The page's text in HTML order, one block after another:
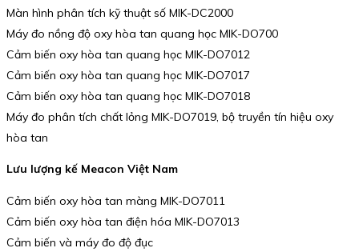
Màn hình phân tích kỹ thuật số MIK-DC2000
Máy đo nồng độ oxy hòa tan quang học MIK-DO700
Cảm biến oxy hòa tan quang học MIK-DO7012
Cảm biến oxy hòa tan quang học MIK-DO7017
Cảm biến oxy hòa tan quang học MIK-DO7018
Máy đo phân tích chất lỏng MIK-DO7019, bộ truyền tín hiệu oxy
hòa tan
Lưu lượng kế Meacon Việt Nam
Cảm biến oxy hòa tan màng MIK-DO7011
Cảm biến oxy hòa tan điện hóa MIK-DO7013
Cảm biến và máy đo độ đục